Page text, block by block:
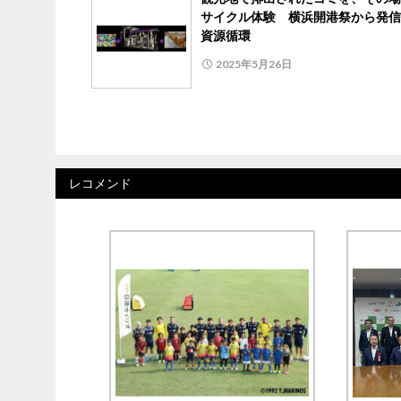
サイクル体験 横浜開港祭から発
資源循環
2025年5月26日
レコメンド